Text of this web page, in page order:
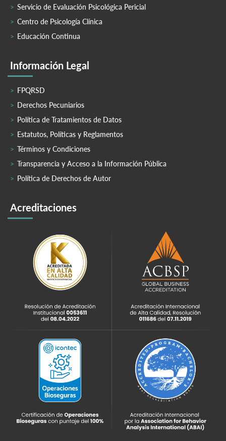
Servicio de Evaluación Psicológica Pericial
Centro de Psicología Clínica
Educación Continua
Información Legal
FPQRSD
Derechos Pecuniarios
Política de Tratamientos de Datos
Estatutos, Políticas y Reglamentos
Términos y Condiciones
Transparencia y Acceso a la Información Pública
Política de Derechos de Autor
Acreditaciones